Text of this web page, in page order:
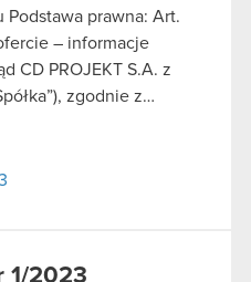
prawna: Art.
– informacje
CD PROJEKT S.A. z
zgodnie z…
1/2023